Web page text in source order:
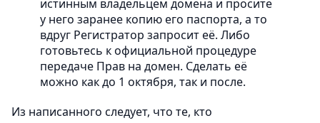
истинным владельцем домена и просите
у него заранее копию его паспорта, а то
вдруг Регистратор запросит её. Либо
готовьтесь к официальной процедуре
передаче Прав на домен. Сделать её
можно как до 1 октября, так и после.
Из написанного следует, что те, кто